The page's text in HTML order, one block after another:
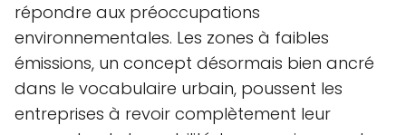
répondre aux préoccupations
environnementales. Les zones à faibles
émissions, un concept désormais bien ancré
dans le vocabulaire urbain, poussent les
entreprises à revoir complètement leur